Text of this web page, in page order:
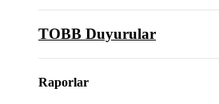
TOBB Duyurular
Raporlar